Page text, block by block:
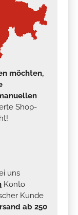
möchten,
Shop-
uns
Konto
Kunde
ab 250